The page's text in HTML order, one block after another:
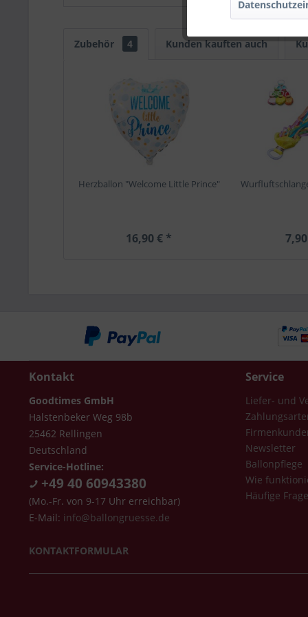
Zubehör 4 Kunden kauften auch
Herzballon "Welcome Little Prince"
16,90 € *
Kontakt
Goodtimes GmbH
Halstenbeker Weg 98b
25462 Rellingen
Deutschland
Service-Hotline:
+49 40 60943380
(Mo.-Fr. von 9-17 Uhr erreichbar)
E-Mail: info@ballongruesse.de
KONTAKTFORMULAR
Service
Liefer- und
Newsletter
Ballonpflege
Wie
Häufige